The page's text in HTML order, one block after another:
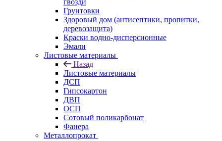
гвозди
Грунтовки
Здоровый дом (антисептики, пропитки,
деревозащита)
Краски водно-дисперсионные
Эмали
Листовые материалы
Назад
Листовые материалы
ДСП
Гипсокартон
ДВП
ОСП
Сотовый поликарбонат
Фанера
Металлопрокат